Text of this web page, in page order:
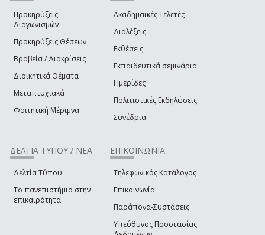
Προκηρύξεις
Διαγωνισμών
Προκηρύξεις Θέσεων
Βραβεία / Διακρίσεις
Διοικητικά Θέματα
Μεταπτυχιακά
Φοιτητική Μέριμνα
Ακαδημαϊκές Τελετές
Διαλέξεις
Εκθέσεις
Εκπαιδευτικά σεμινάρια
Ημερίδες
Πολιτιστικές Εκδηλώσεις
Συνέδρια
ΔΕΛΤΙΑ ΤΥΠΟΥ / ΝΕΑ
Δελτία Τύπου
Το πανεπιστήμιο στην
επικαιρότητα
ΕΠΙΚΟΙΝΩΝΙΑ
Τηλεφωνικός Κατάλογος
Επικοινωνία
Παράπονα-Συστάσεις
Υπεύθυνος Προστασίας